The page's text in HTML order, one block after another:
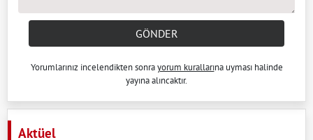
GÖNDER
Yorumlarınız incelendikten sonrayorum kurallarına uyması halinde
yayına alıncaktır.
Aktüel